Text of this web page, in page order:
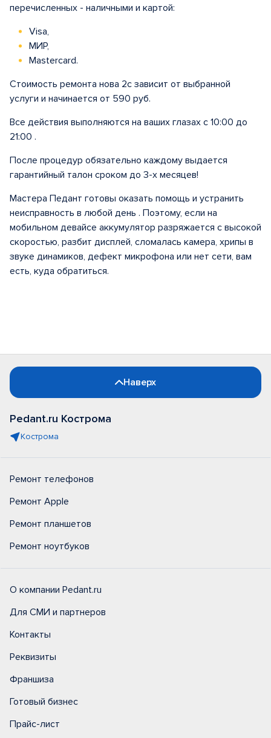
перечисленных - наличными и картой:
Visa,
МИР,
Mastercard.
Стоимость ремонта нова 2с зависит от выбранной
услуги и начинается от 590 руб.
Все действия выполняются на ваших глазах с 10:00 до
21:00 .
После процедур обязательно каждому выдается
гарантийный талон сроком до 3-х месяцев!
Мастера Педант готовы оказать помощь и устранить
неисправность в любой день . Поэтому, если на
мобильном девайсе аккумулятор разряжается с высокой
скоростью, разбит дисплей, сломалась камера, хрипы в
звуке динамиков, дефект микрофона или нет сети, вам
есть, куда обратиться.
Наверх
Pedant.ru Кострома
Кострома
Ремонт телефонов
Ремонт Apple
Ремонт планшетов
Ремонт ноутбуков
О компании Pedant.ru
Для СМИ и партнеров
Контакты
Реквизиты
Франшиза
Готовый бизнес
Прайс-лист